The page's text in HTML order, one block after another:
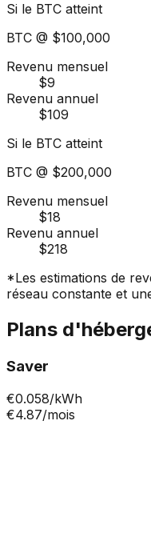
Si le BTC atteint
BTC @ $100,000
Revenu mensuel
$9
Revenu annuel
$109
Si le BTC atteint
BTC @ $200,000
Revenu mensuel
$18
Revenu annuel
$218
*Les estimations de
réseau constante et
Plans
Saver
€0.058/kWh
€4.87/mois